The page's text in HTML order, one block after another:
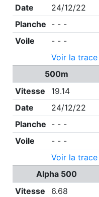
Date
24/12/22
Planche - - -
Voile
- - -
Voir la trace
500m
Vitesse
19.14
Date
24/12/22
Planche - - -
Voile
- - -
Voir la trace
Alpha 500
Vitesse
6.68